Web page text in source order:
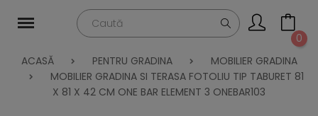
0
ACASĂ
PENTRU GRADINA
MOBILIER GRADINA
MOBILIER GRADINA SI TERASA FOTOLIU TIP TABURET 81
X 81 X 42 CM ONE BAR ELEMENT 3 ONEBAR103